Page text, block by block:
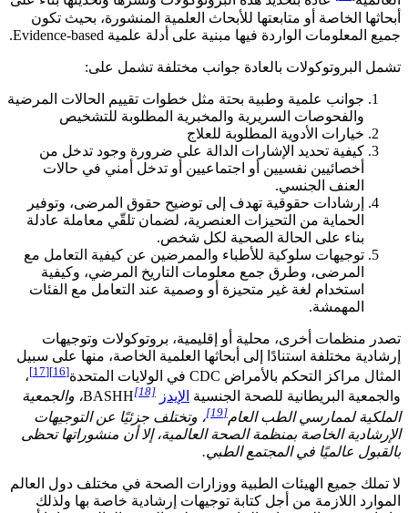
أبحاثها الخاصة أو متابعتها للأبحاث العلمية المنشورة، بحيث تكون
جميع المعلومات الواردة فيها مبنية على أدلة علمية Evidence-based.
تشمل البروتوكولات بالعادة جوانب مختلفة تشمل على:
جوانب علمية وطبية بحتة مثل خطوات تقييم الحالات المرضية
والفحوصات السريرية والمخبرية المطلوبة للتشخيص
خيارات الأدوية المطلوبة للعلاج
كيفية تحديد الإشارات الدالة على ضرورة وجود تدخل من
أخصائيين نفسيين أو اجتماعيين أو تدخل أمني في حالات
العنف الجنسي.
إرشادات حقوقية تهدف إلى توضيح حقوق المرضى، وتوفير
الحماية من التحيزات العنصرية، لضمان تلقّي معاملة عادلة
بناء على الحالة الصحية لكل شخص.
توجيهات سلوكية للأطباء والممرضين عن كيفية التعامل مع
المرضى، وطرق جمع معلومات التاريخ المرضي، وكيفية
استخدام لغة غير متحيزة أو وصمية عند التعامل مع الفئات
المهمشة.
تصدر منظمات أخرى، محلية أو إقليمية، بروتوكولات وتوجيهات
إرشادية مختلفة استنادًا إلى أبحاثها العلمية الخاصة، منها على سبيل
المثال مراكز التحكم بالأمراض CDC في الولايات المتحدة
[16]
[17]
،
والجمعية البريطانية للصحة الجنسية الإيدز [18]
، والجمعية
الملكية لممارسي الطب العام[19]
، وتختلف جزئيًا عن التوجيهات
الإرشادية الخاصة بمنظمة الصحة العالمية، إلا أن منشوراتها تحظى
بالقبول عالميًا في المجتمع الطبي.
لا تملك جميع الهيئات الطبية ووزارات الصحة في مختلف دول العالم
الموارد اللازمة من أجل كتابة توجيهات إرشادية خاصة بها ولذلك